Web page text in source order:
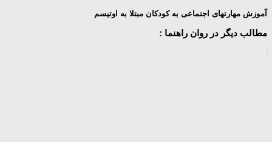
آموزش مهارتهای اجتماعی به کودکان مبتلا به اوتیسم
مطالب دیگر در روان راهنما :